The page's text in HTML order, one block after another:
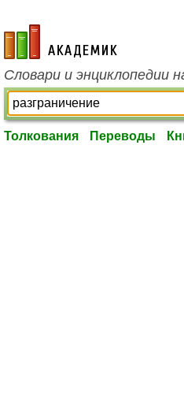
academic.ru
Словари и энциклопедии
Толкования Переводы